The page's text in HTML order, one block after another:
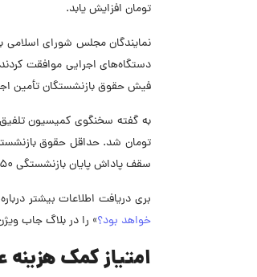
تومان افزایش یابد.
دستگاه‌های اجرایی موافقت
فیش حقوق بازنشستگان تأمین اجتماعی به میزان 20
سقف پاداش پایان بازنشستگی 550 میلیون تومان تعیین شده است.
بری دریافت اطلاعات بیشتر درباره
خواهد بود؟» را در بلاگ جاب
امتیاز کمک هزینه